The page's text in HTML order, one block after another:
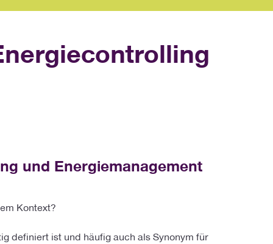
und Energiemanagement
Kontext?
definiert ist und häufig auch als Synonym für